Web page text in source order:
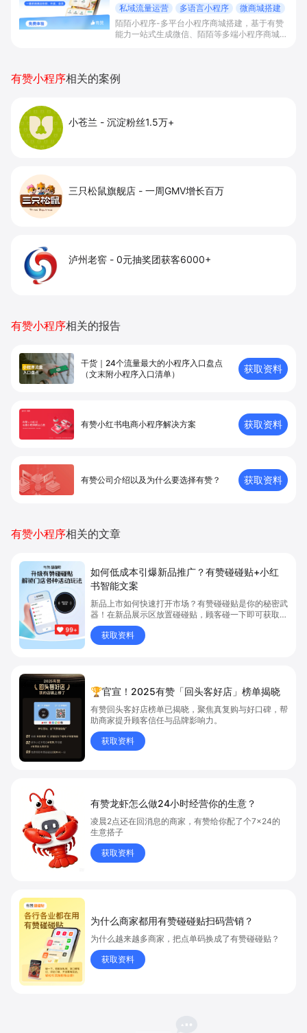
私域流量运营
多语言小程序
微商城搭建
陌陌小程序-多平台小程序商城搭建，基于有赞
能力一站式生成微信、陌陌等多端小程序商城，
有赞小程序相关的案例
小苍兰 - 沉淀粉丝1.5万+
三只松鼠旗舰店 - 一周GMV增长百万
泸州老窖 - 0元抽奖团获客6000+
有赞小程序相关的报告
干货｜24个流量最大的小程序入口盘点
（文末附小程序入口清单）
获取资料
有赞小红书电商小程序解决方案 获取资料
有赞公司介绍以及为什么要选择有赞？ 获取资料
有赞小程序相关的文章
如何低成本引爆新品推广？有赞碰碰贴+小红
书智能文案
新品上市如何快速打开市场？有赞碰碰贴是你的秘密武
器！在新品展示区放置碰碰贴，顾客碰一下即可获取新
品详情，包括产品特点、使用方法等。同时，借助有赞
加我智能生成的小红书文案，顾客能轻松分享新品体
验。
获取资料
🏆官宣！2025有赞「回头客好店」榜单揭晓
有赞回头客好店榜单已揭晓，聚焦真复购与好口碑，帮
助商家提升顾客信任与品牌影响力。
获取资料
有赞龙虾怎么做24小时经营你的生意？
凌晨2点还在回消息的商家，有赞给你配了个7×24的
生意搭子
获取资料
为什么商家都用有赞碰碰贴扫码营销？
为什么越来越多商家，把点单码换成了有赞碰碰贴？
获取资料